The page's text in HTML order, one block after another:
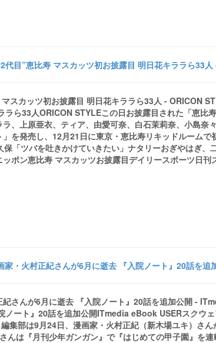
代目”恵比寿 マスカッツ初お披露目 明日花キララら33
スカッツ初お披露目 明日花キララら33人 - ORICON
ラら33人ORICON STYLEこの日お披露目された「恵
ラ、上原亜衣、ティア、由愛可奈、白石茉莉奈、小島
」を発売し、12月21日に東京・恵比寿リキッドルーム
保「ツバを吐きかけていきたい」ナタリーおぎやはぎ
ッポン恵比寿 マスカッツお披露目デイリースポーツ日
家・火村正紀さんが6月に逝去 『入院ノート』20話を
紀さんが6月に逝去 『入院ノート』20話を追加公開 -
ノート』20話を追加公開ITmedia eBook USERスクウ
集部は9月24日、漫画家・火村正紀（新木場ユキ）さ
んは『月刊少年ガンガン』で『はじめての甲子園』を